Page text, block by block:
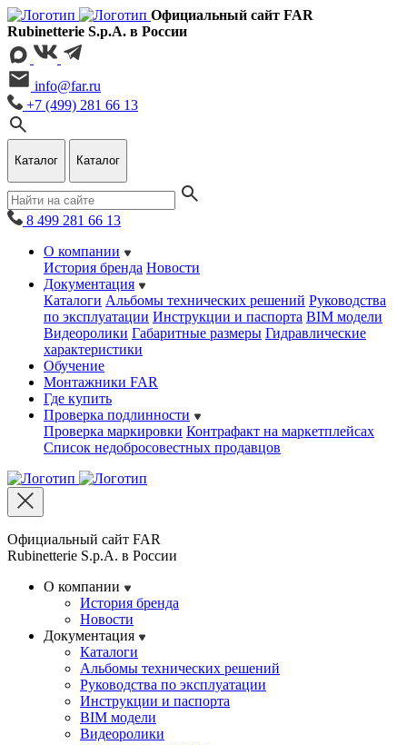
Официальный сайт FAR
Rubinetterie S.p.A. в России
info@far.ru
+7 (499) 281 66 13
Каталог Каталог
8 499 281 66 13
О компании
История бренда Новости
Документация
Каталоги Альбомы технических решений Руководства
по эксплуатации Инструкции и паспорта BIM модели
Видеоролики Габаритные размеры Гидравлические
характеристики
Обучение
Монтажники FAR
Где купить
Проверка подлинности
Проверка маркировки Контрафакт на маркетплейсах
Cписок недобросовестных продавцов
Официальный сайт FAR
Rubinetterie S.p.A. в России
О компании
История бренда
Новости
Документация
Каталоги
Альбомы технических решений
Руководства по эксплуатации
Инструкции и паспорта
BIM модели
Видеоролики